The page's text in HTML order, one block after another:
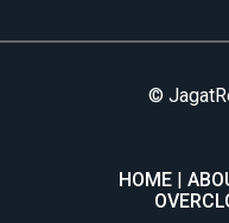
©
HOME